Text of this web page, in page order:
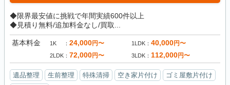
◆限界最安値に挑戦で年間実績600件以上
◆見積り無料/追加料金なし/買取...
基本料金 1K 24,000円〜 1LDK 40,000円〜
2LDK 72,000円〜 3LDK 112,000円〜
遺品整理 生前整理 特殊清掃 空き家片付け
ゴミ屋敷片付け